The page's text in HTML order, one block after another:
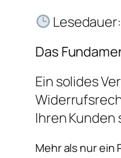
Das
Ein solides
Ihren
Mehr als nur ein